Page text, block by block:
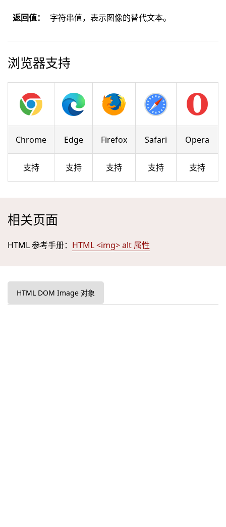
返回值： 字符串值，表示图像的替代文本。
浏览器支持
Chrome Edge Firefox Safari Opera
支持 支持 支持 支持 支持
相关页面
HTML 参考手册： HTML <img> alt 属性
HTML DOM Image 对象